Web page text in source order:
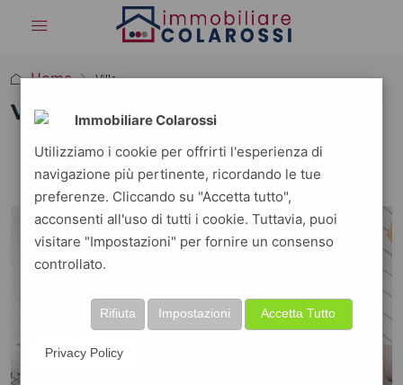
Home Villa
Villa
3 Properties
Ordina per: ORDINE PREDEFINITO
FOR SALE
Immobiliare Colarossi
Utilizziamo i cookie per offrirti l'esperienza di
navigazione più pertinente, ricordando le tue
preferenze. Cliccando su "Accetta tutto",
acconsenti all'uso di tutti i cookie. Tuttavia, puoi
visitare "Impostazioni" per fornire un consenso
controllato.
Accetta Tutto
Impostazioni
Rifiuta
Privacy Policy